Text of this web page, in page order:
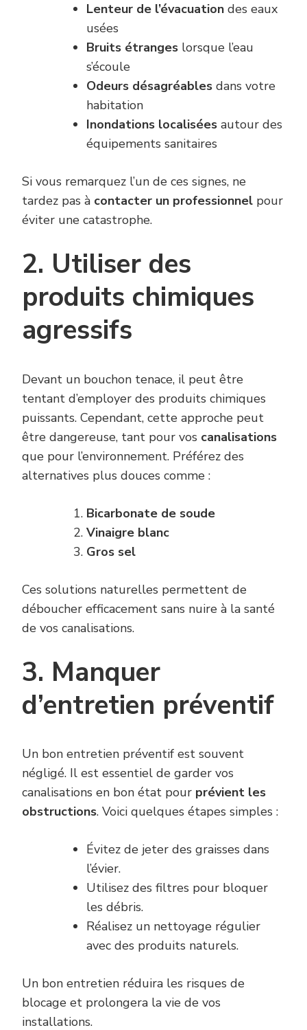
Lenteur de l’évacuation des eaux
usées
Bruits étranges lorsque l’eau
s’écoule
Odeurs désagréables dans votre
habitation
Inondations localisées autour des
équipements sanitaires
Si vous remarquez l’un de ces signes, ne
tardez pas à contacter un professionnel pour
éviter une catastrophe.
2. Utiliser des
produits chimiques
agressifs
Devant un bouchon tenace, il peut être
tentant d’employer des produits chimiques
puissants. Cependant, cette approche peut
être dangereuse, tant pour vos canalisations
que pour l’environnement. Préférez des
alternatives plus douces comme :
Bicarbonate de soude
Vinaigre blanc
Gros sel
Ces solutions naturelles permettent de
déboucher efficacement sans nuire à la santé
de vos canalisations.
3. Manquer
d’entretien préventif
Un bon entretien préventif est souvent
négligé. Il est essentiel de garder vos
canalisations en bon état pour prévient les
obstructions. Voici quelques étapes simples :
Évitez de jeter des graisses dans
l’évier.
Utilisez des filtres pour bloquer
les débris.
Réalisez un nettoyage régulier
avec des produits naturels.
Un bon entretien réduira les risques de
blocage et prolongera la vie de vos
installations.